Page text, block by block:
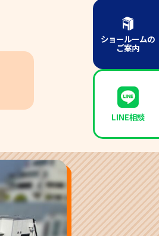
ショールームの
ご案内
LINE相談